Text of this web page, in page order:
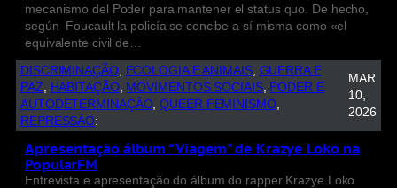
mecanismo del Poder para mantener el status quo. De hecho,
según Foucault la policía se concibe a sí misma como «el
equivalente civil de…
DISCRIMINAÇÃO, ECOLOGIA E ANIMAIS, GUERRA E
PAZ
HABITAÇÃO, MOVIMENTOS SOCIAIS, PODER E
AUTODETERMINAÇÃO, QUEER FEMINISMO
REPRESSÃO:
MAR
10,
2026
Apresentação álbum “Viagem” de Krazye Loko na
PopularFM
Entrevista e apresentação do álbum do rapper Krazye Loko